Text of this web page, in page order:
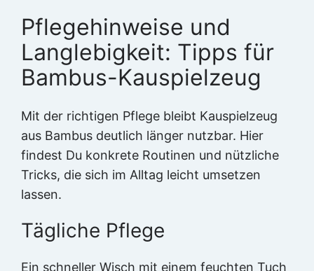
Pflegehinweise und
Langlebigkeit: Tipps für
Bambus-Kauspielzeug
Mit der richtigen Pflege bleibt Kauspielzeug
aus Bambus deutlich länger nutzbar. Hier
findest Du konkrete Routinen und nützliche
Tricks, die sich im Alltag leicht umsetzen
lassen.
Tägliche Pflege
Ein schneller Wisch mit einem feuchten Tuch